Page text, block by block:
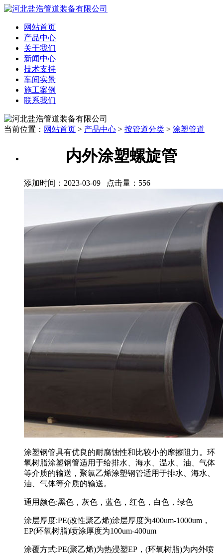
网站首页
产品中心
关于我们
新闻中心
技术支持
车间实景
施工案例
联系我们
当前位置： 网站首页 > 产品中心 > 按管道分类 > 涂塑管道
内外涂塑螺旋管
添加时间：2023-03-09 点击量： 556
涂塑钢管具有优良的耐腐蚀性和比较小的摩擦阻力。环
氧树脂涂塑钢管适用于给排水、海水、温水、油、气体
等介质的输送，聚氯乙烯涂塑钢管适用于排水、海水、
油、气体等介质的输送。
通用颜色:黑色，灰色，蓝色，红色，白色，绿色
涂层厚度:PE(改性聚乙烯)涂层厚度为400um-1000um，
EP(环氧树脂)喷涂厚度为100um-400um
涂覆方式:PE(聚乙烯)为热浸塑EP，(环氧树脂)为内外喷